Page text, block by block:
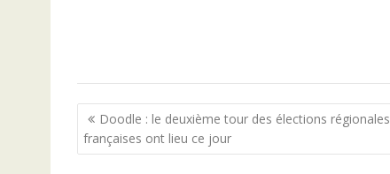
N
a
Doodle : le deuxième tour des élections régionales
françaises ont lieu ce jour